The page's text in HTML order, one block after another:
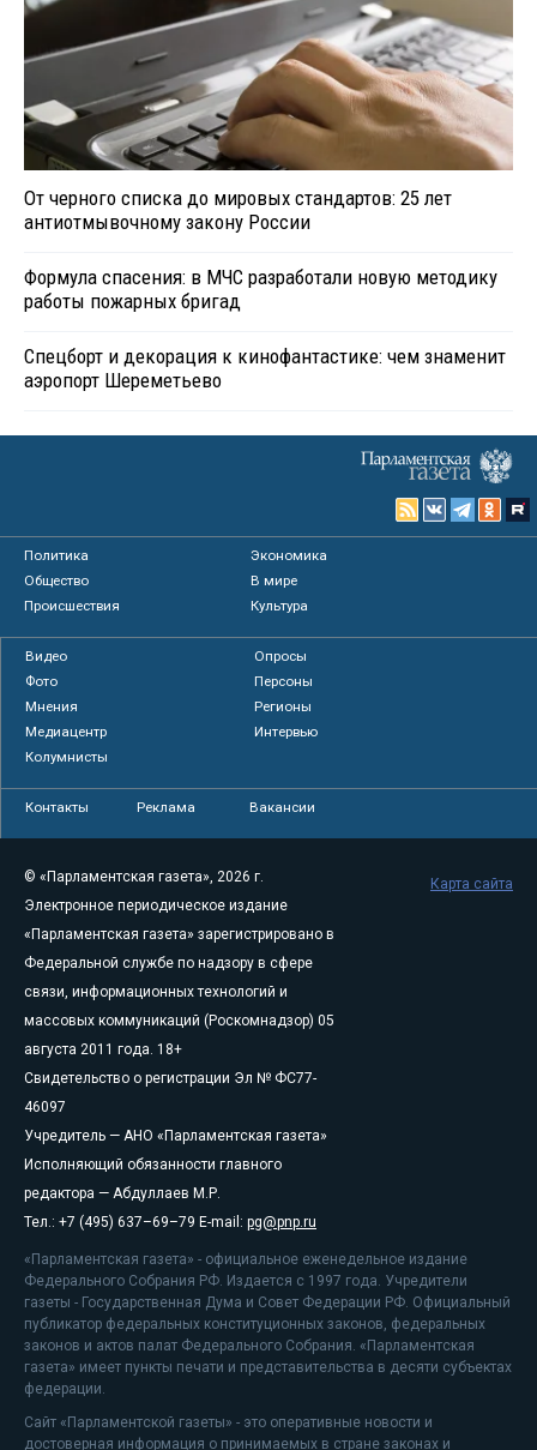
От черного списка до мировых стандартов: 25 лет
антиотмывочному закону России
Формула спасения: в МЧС разработали новую методику
работы пожарных бригад
Спецборт и декорация к кинофантастике: чем знаменит
аэропорт Шереметьево
Политика
Экономика
Общество
В мире
Происшествия
Культура
Видео
Опросы
Фото
Персоны
Мнения
Регионы
Медиацентр
Интервью
Колумнисты
Контакты Реклама Вакансии
© «Парламентская газета», 2026 г.
Электронное периодическое издание
«Парламентская газета» зарегистрировано в
Федеральной службе по надзору в сфере
связи, информационных технологий и
массовых коммуникаций (Роскомнадзор) 05
августа 2011 года. 18+
Свидетельство о регистрации Эл № ФС77-
46097
Учредитель — АНО «Парламентская газета»
Исполняющий обязанности главного
редактора — Абдуллаев М.Р.
Тел.: +7 (495) 637–69–79 E-mail: pg@pnp.ru
«Парламентская газета» - официальное еженедельное издание
Федерального Собрания РФ. Издается с 1997 года. Учредители
газеты - Государственная Дума и Совет Федерации РФ. Официальный
публикатор федеральных конституционных законов, федеральных
законов и актов палат Федерального Собрания. «Парламентская
газета» имеет пункты печати и представительства в десяти субъектах
федерации.
Сайт «Парламентской газеты» - это оперативные новости и
достоверная информация о принимаемых в стране законах и
Карта сайта